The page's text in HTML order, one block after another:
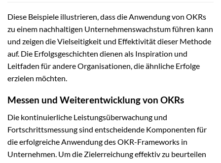
Diese Beispiele illustrieren, dass die Anwendung von OKRs
zu einem nachhaltigen Unternehmenswachstum führen kann
und zeigen die Vielseitigkeit und Effektivität dieser Methode
auf. Die Erfolgsgeschichten dienen als Inspiration und
Leitfaden für andere Organisationen, die ähnliche Erfolge
erzielen möchten.
Messen und Weiterentwicklung von OKRs
Die kontinuierliche Leistungsüberwachung und
Fortschrittsmessung sind entscheidende Komponenten für
die erfolgreiche Anwendung des OKR-Frameworks in
Unternehmen. Um die Zielerreichung effektiv zu beurteilen